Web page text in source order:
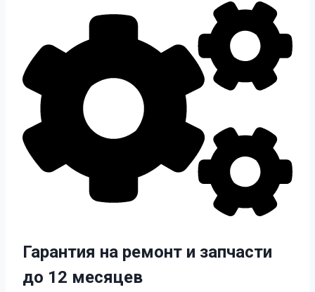
Гарантия на ремонт и запчасти
до 12 месяцев